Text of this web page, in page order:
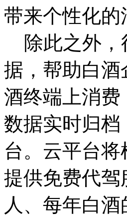
带来个性化的
除此之外，
据，帮助白
酒终端上消
数据实时归
台。云平台
提供免费代
人、每年白